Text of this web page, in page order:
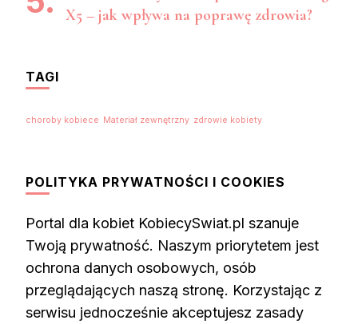
X5 – jak wpływa na poprawę zdrowia?
TAGI
choroby kobiece Materiał zewnętrzny zdrowie kobiety
POLITYKA PRYWATNOŚCI I COOKIES
Portal dla kobiet KobiecySwiat.pl szanuje
Twoją prywatność. Naszym priorytetem jest
ochrona danych osobowych, osób
przeglądających naszą stronę. Korzystając z
serwisu jednocześnie akceptujesz zasady